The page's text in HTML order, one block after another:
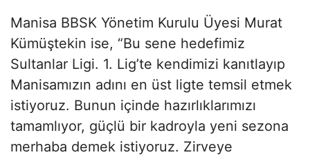
Manisa BBSK Yönetim Kurulu Üyesi Murat
Kümüştekin ise, “Bu sene hedefimiz
Sultanlar Ligi. 1. Lig’te kendimizi kanıtlayıp
Manisamızın adını en üst ligte temsil etmek
istiyoruz. Bunun içinde hazırlıklarımızı
tamamlıyor, güçlü bir kadroyla yeni sezona
merhaba demek istiyoruz. Zirveye